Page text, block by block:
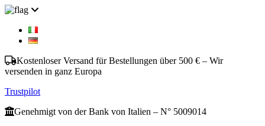
Kostenloser Versand für Bestellungen über 500 € – Wir
versenden in ganz Europa
Trustpilot
Genehmigt von der Bank von Italien – N° 5009014